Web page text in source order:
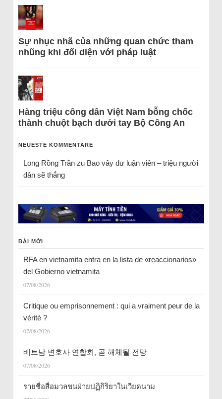
Sự nhục nhã của những quan chức tham
nhũng khi đối diện với pháp luật
Hàng triệu công dân Việt Nam bỗng chốc
thành chuột bạch dưới tay Bộ Công An
NEUESTE KOMMENTARE
Long Rồng Trầnzu Bao vây dư luận viên – triệu người
dân sẽ thắng
BÀI MỚI
RFA en vietnamita entra en la lista de «reaccionarios»
del Gobierno vietnamita
07/08/2026
Critique ou emprisonnement : qui a vraiment peur de la
vérité ?
07/08/2026
베트남 변호사 연합회, 곧 해체될 전망
07/08/2026
รายชื่อสื่อมวลชนฝ่ายปฏิกิริยาในเวียดนาม